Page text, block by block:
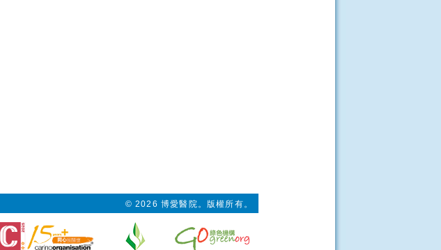
© 2026 博愛醫院。版權所有。